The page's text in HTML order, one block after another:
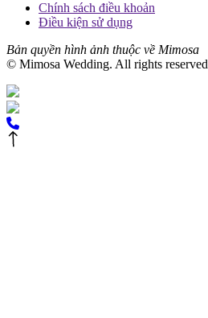
Chính sách điều khoản
Điều kiện sử dụng
Bản quyền hình ảnh thuộc về Mimosa
© Mimosa Wedding. All rights reserved